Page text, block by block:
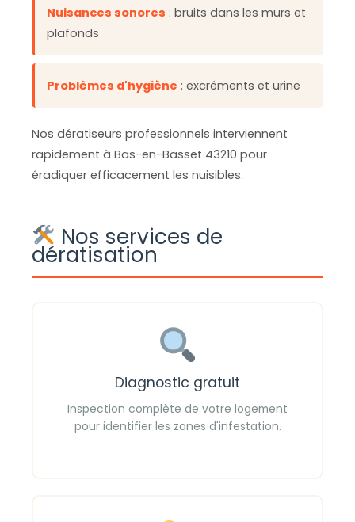
Nuisances sonores : bruits dans les murs et
plafonds
Problèmes d'hygiène : excréments et urine
Nos dératiseurs professionnels interviennent
rapidement à Bas-en-Basset 43210 pour
éradiquer efficacement les nuisibles.
Nos services de
dératisation
Diagnostic gratuit
Inspection complète de votre logement
pour identifier les zones d'infestation.